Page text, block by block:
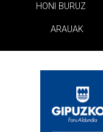
HONI BURUZ
ARAUAK